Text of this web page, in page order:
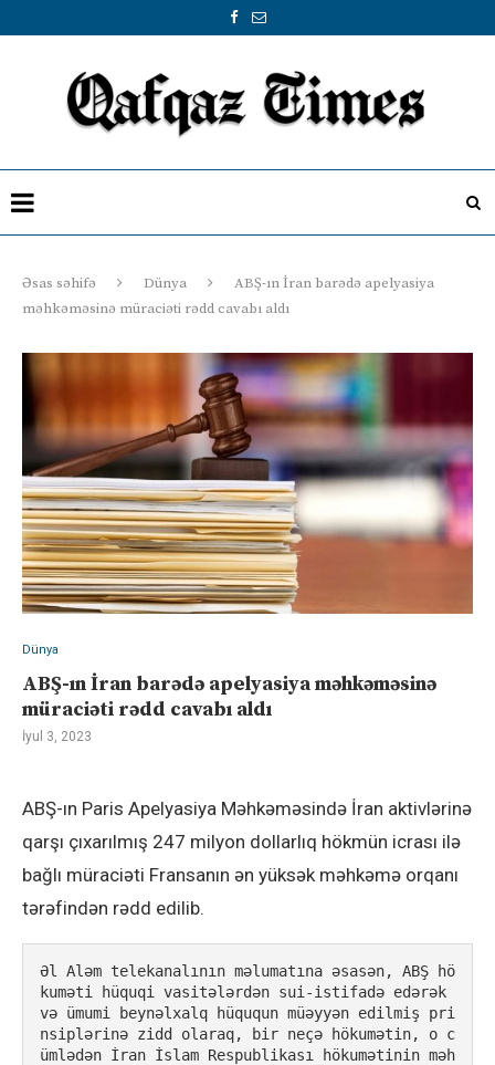
Əsas səhifə Dünya
ABŞ-ın İran barədə apelyasiya
məhkəməsinə müraciəti rədd cavabı aldı
Dünya
ABŞ-ın İran barədə apelyasiya məhkəməsinə
müraciəti rədd cavabı aldı
İyul 3, 2023
ABŞ-ın Paris Apelyasiya Məhkəməsində İran aktivlərinə
qarşı çıxarılmış 247 milyon dollarlıq hökmün icrası ilə
bağlı müraciəti Fransanın ən yüksək məhkəmə orqanı
tərəfindən rədd edilib.
Əl Aləm telekanalının məlumatına əsasən, ABŞ hö
kuməti hüquqi vasitələrdən sui-istifadə edərək
və ümumi beynəlxalq hüququn müəyyən edilmiş pri
nsiplərinə zidd olaraq, bir neçə hökumətin, o c
ümlədən İran İslam Respublikası hökumətinin məh